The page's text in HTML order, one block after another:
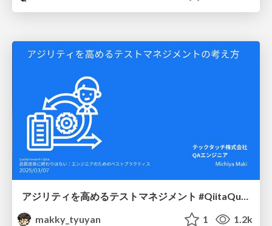
アジリティを高めるテストマネジメント #QiitaQualityForward
makky_tyuyan
1 1.2k